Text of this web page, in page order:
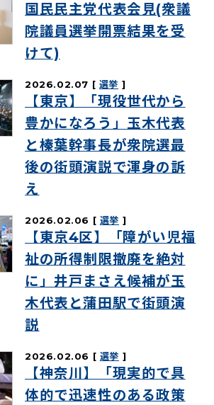
国民民主党代表会見(衆議
院議員選挙開票結果を受
けて)
2026.02.07 選挙
【東京】「現役世代から
豊かになろう」玉木代表
と榛葉幹事長が衆院選最
後の街頭演説で渾身の訴
え
2026.02.06 選挙
【東京4区】「障がい児福
祉の所得制限撤廃を絶対
に」井戸まさえ候補が玉
木代表と蒲田駅で街頭演
説
2026.02.06 選挙
【神奈川】「現実的で具
体的で迅速性のある政策